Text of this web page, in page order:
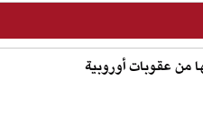
من عقوبات أوروبية